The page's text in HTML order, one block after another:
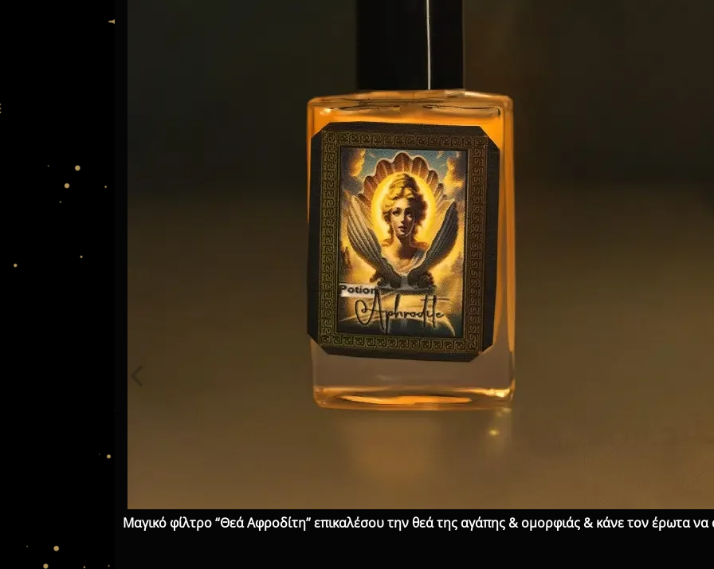
Μαγικό φίλτρο “Θεά Αφροδίτη” επικαλέσου την θεά της αγάπης & ομορφιάς & κάνε τον έρωτα να